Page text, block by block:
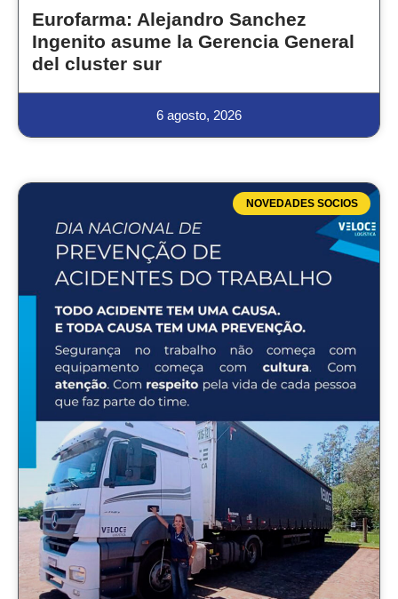
Eurofarma: Alejandro Sanchez
Ingenito asume la Gerencia General
del cluster sur
6 agosto, 2026
NOVEDADES SOCIOS